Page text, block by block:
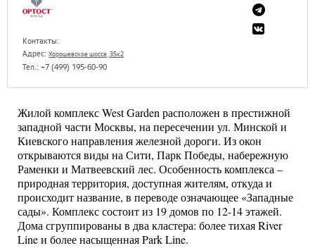
Контакты:
Адрес:Хорошевское шоссе, 35к2
Тел.: +7 (499) 195-60-90
Жилой комплекс West Garden расположен в престижной
западной части Москвы, на пересечении ул. Минской и
Киевского направления железной дороги. Из окон
открываются виды на Сити, Парк Победы, набережную
Раменки и Матвеевский лес. Особенность комплекса –
природная территория, доступная жителям, откуда и
происходит название, в переводе означающее «Западные
сады». Комплекс состоит из 19 домов по 12-14 этажей.
Дома сгруппированы в два кластера: более тихая River
Line и более насыщенная Park Line.